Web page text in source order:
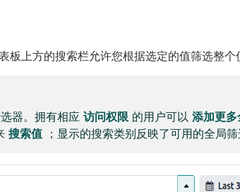
板上方的搜索栏允许您根据选定的值筛选整个
器。拥有相应 访问权限 的用户可以 添加更
搜索值 ；显示的搜索类别反映了可用的全局筛